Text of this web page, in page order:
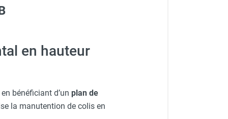
en hauteur
bénéficiant d’un plan de
la manutention de colis en